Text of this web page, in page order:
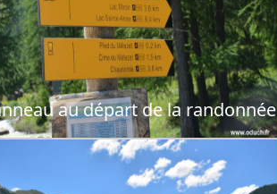
au départ de la randonnée